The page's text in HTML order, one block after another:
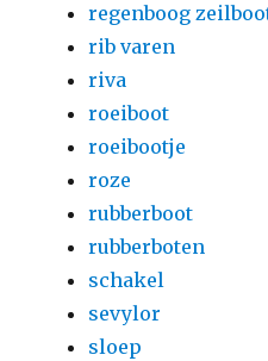
regenboog
rib varen
riva
roeiboot
roeibootje
roze
rubberboot
rubberboten
schakel
sevylor
sloep